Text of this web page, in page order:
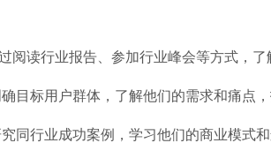
阅读行业报告、参加行业峰会等方式，了
目标用户群体，了解他们的需求和痛点，
同行业成功案例，学习他们的商业模式